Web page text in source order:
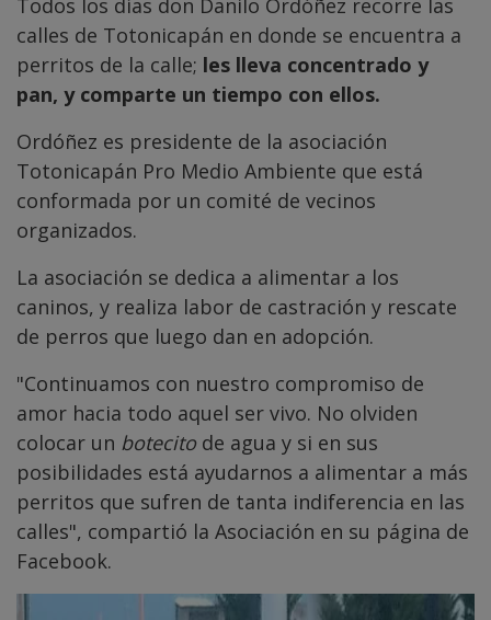
Todos los días don Danilo Ordóñez recorre las
calles de Totonicapán en donde se encuentra a
perritos de la calle; les lleva concentrado y
pan, y comparte un tiempo con ellos.
Ordóñez es presidente de la asociación
Totonicapán Pro Medio Ambiente que está
conformada por un comité de vecinos
organizados.
La asociación se dedica a alimentar a los
caninos, y realiza labor de castración y rescate
de perros que luego dan en adopción.
"Continuamos con nuestro compromiso de
amor hacia todo aquel ser vivo. No olviden
colocar un botecitode agua y si en sus
posibilidades está ayudarnos a alimentar a más
perritos que sufren de tanta indiferencia en las
calles", compartió la Asociación en su página de
Facebook.